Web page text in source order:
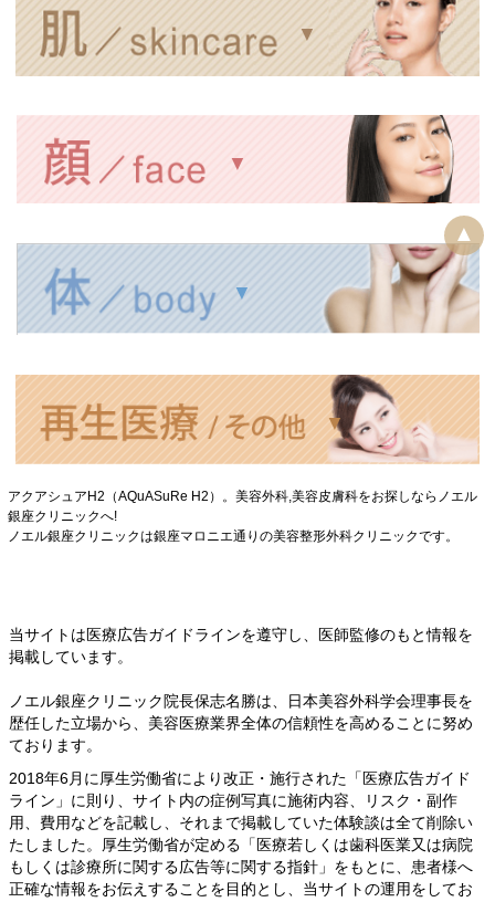
アクアシュアH2（AQuASuRe H2）。美容外科,美容皮膚科をお探しならノエル
銀座クリニックへ!
ノエル銀座クリニックは銀座マロニエ通りの美容整形外科クリニックです。
当サイトは医療広告ガイドラインを遵守し、
医師監修のもと情報を
掲載しています。
ノエル銀座クリニック院長保志名勝は、日本美容外科学会理事長を
歴任した立場から、美容医療業界全体の信頼性を高めることに努め
ております。
2018年6月に厚生労働省により改正・施行された「医療広告ガイド
ライン」に則り、サイト内の症例写真に施術内容、リスク・副作
用、費用などを記載し、それまで掲載していた体験談は全て削除い
たしました。厚生労働省が定める「医療若しくは歯科医業又は病院
もしくは診療所に関する広告等に関する指針」をもとに、患者様へ
正確な情報をお伝えすることを目的とし、当サイトの運用をしてお
▲